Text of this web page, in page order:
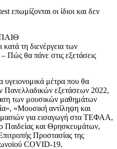
επωμίζονται οι ίδιοι και δεν
τη διενέργεια των
Πώς θα πάνε στις εξετάσεις
μέτρα που θα
Πανελλαδικών εξετάσεων 2022,
των μουσικών μαθημάτων
«Μουσική αντίληψη και
για εισαγωγή στα ΤΕΦΑΑ,
Παιδείας και Θρησκευμάτων,
Προστασίας της
COVID-19.